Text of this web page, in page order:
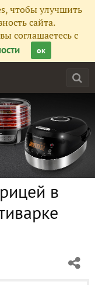
чтобы улучшить
сайта.
соглашаетесь с
ок
в